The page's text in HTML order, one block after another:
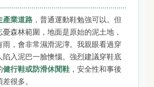
產業道路 ，普通運動鞋勉強可以。但
森林範圍，地面是原始的泥土地，
雨，會非常濕滑泥濘。我親眼看過穿
陷入泥巴一臉懊惱。強烈建議穿鞋底
健行鞋或防滑休閒鞋 ，安全性和事後
很多。